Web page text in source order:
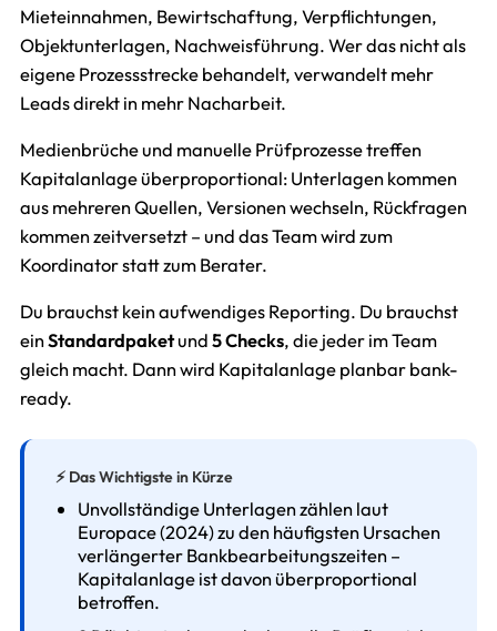
Mieteinnahmen, Bewirtschaftung, Verpflichtungen,
Objektunterlagen, Nachweisführung. Wer das nicht als
eigene Prozessstrecke behandelt, verwandelt mehr
Leads direkt in mehr Nacharbeit.
Medienbrüche und manuelle Prüfprozesse treffen
Kapitalanlage überproportional: Unterlagen kommen
aus mehreren Quellen, Versionen wechseln, Rückfragen
kommen zeitversetzt – und das Team wird zum
Koordinator statt zum Berater.
Du brauchst kein aufwendiges Reporting. Du brauchst
einStandardpaketund5 Checks, die jeder im Team
gleich macht. Dann wird Kapitalanlage planbar bank-
ready.
⚡ Das Wichtigste in Kürze
Unvollständige Unterlagen zählen laut
Europace (2024) zu den häufigsten Ursachen
verlängerter Bankbearbeitungszeiten –
Kapitalanlage ist davon überproportional
betroffen.